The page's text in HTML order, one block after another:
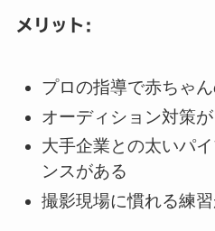
メリット:
プロの指導で赤ちゃ
オーディション対策
大手企業との太いパ
ンスがある
撮影現場に慣れる練